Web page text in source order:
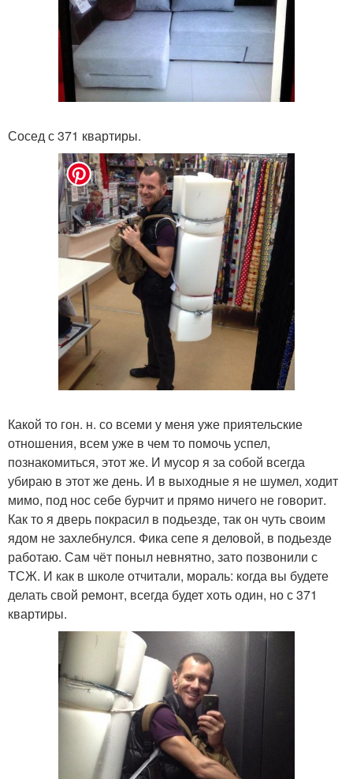
Сосед с 371 квартиры.
Какой то гон. н. со всеми у меня уже приятельские
отношения, всем уже в чем то помочь успел,
познакомиться, этот же. И мусор я за собой всегда
убираю в этот же день. И в выходные я не шумел, ходит
мимо, под нос себе бурчит и прямо ничего не говорит.
Как то я дверь покрасил в подьезде, так он чуть своим
ядом не захлебнулся. Фика сепе я деловой, в подьезде
работаю. Сам чёт поныл невнятно, зато позвонили с
ТСЖ. И как в школе отчитали, мораль: когда вы будете
делать свой ремонт, всегда будет хоть один, но с 371
квартиры.